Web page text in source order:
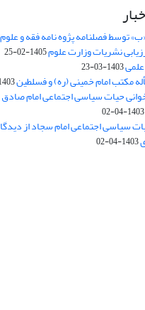
توسط فصلنامه پژوه نامه فقه و
نشریات وزارت علوم1405-02-25
1403-03-23
مکتب امام خمینی (ره) و فسلطین04-02
حیات سیاسی اجتماعی امام صادق
1403-04-02
سیاسی اجتماعی امام سجاد از
1403-04-02